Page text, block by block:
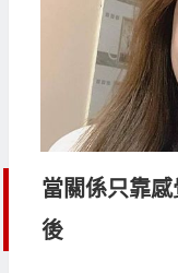
當關係只靠
後